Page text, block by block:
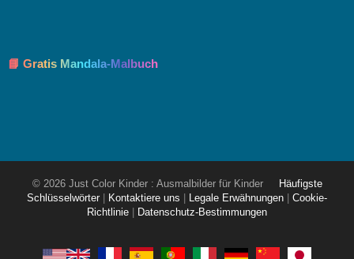
📘 Gratis Mandala-Malbuch
© 2026 Just Color Kinder : Ausmalbilder für Kinder
Häufigste
Schlüsselwörter
Kontaktiere uns Legale Erwähnungen
Cookie-
Richtlinie
Datenschutz-Bestimmungen